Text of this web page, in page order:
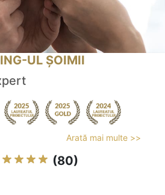
UL ȘOIMII
Arată mai multe >>
(80)